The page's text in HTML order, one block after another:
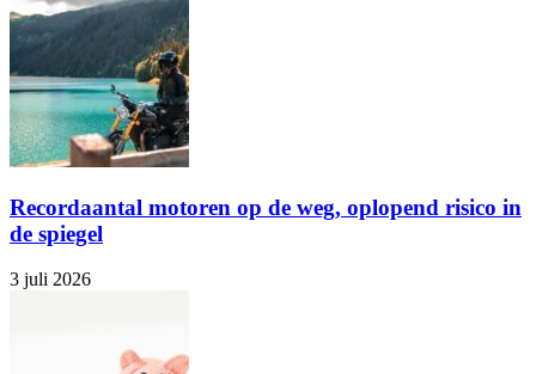
Recordaantal motoren op de weg, oplopend risico in
de spiegel
3 juli 2026